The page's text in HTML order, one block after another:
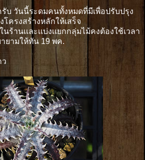
บ วันนี้ระดมคนทั้งหมดที่มีเพื่อปรับปรุง
โครงสร้างหลักให้เสร็จ
ร้านเเละเเบ่งเเยกกลุ่มไม้คงต้องใช้เวลา
ยามให้ทัน 19 พค.
ว